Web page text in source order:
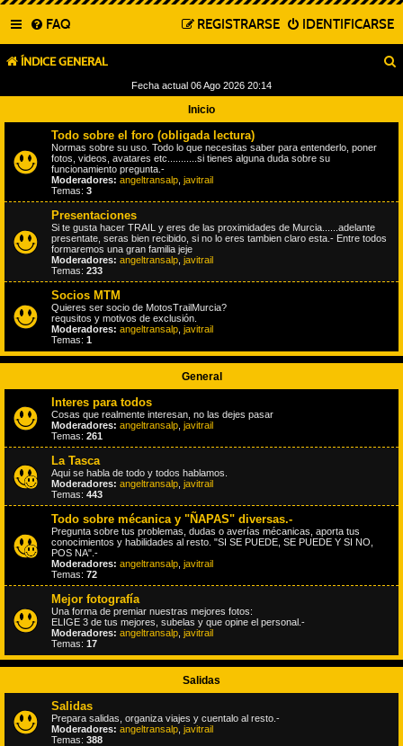
FAQ IDENTIFICARSE
REGISTRARSE
ÍNDICE GENERAL
Fecha actual 06 Ago 2026 20:14
Inicio
Todo sobre el foro (obligada lectura)
Normas sobre su uso. Todo lo que necesitas saber para entenderlo, poner
fotos, videos, avatares etc...........si tienes alguna duda sobre su
funcionamiento pregunta.-
Moderadores: angeltransalp javitrail
Temas: 3
Presentaciones
Si te gusta hacer TRAIL y eres de las proximidades de Murcia......adelante
presentate, seras bien recibido, si no lo eres tambien claro esta.- Entre todos
formaremos una gran familia jeje
Moderadores: angeltransalp javitrail
Temas: 233
Socios MTM
Quieres ser socio de MotosTrailMurcia?
requsitos y motivos de exclusión.
Moderadores: angeltransalp javitrail
Temas: 1
General
Interes para todos
Cosas que realmente interesan, no las dejes pasar
Moderadores: angeltransalp javitrail
Temas: 261
La Tasca
Aqui se habla de todo y todos hablamos.
Moderadores: angeltransalp javitrail
Temas: 443
Todo sobre mécanica y "ÑAPAS" diversas.-
Pregunta sobre tus problemas, dudas o averías mécanicas, aporta tus
conocimientos y habilidades al resto. "SI SE PUEDE, SE PUEDE Y SI NO,
POS NA".-
Moderadores: angeltransalp javitrail
Temas: 72
Mejor fotografía
Una forma de premiar nuestras mejores fotos:
ELIGE 3 de tus mejores, subelas y que opine el personal.-
Moderadores: angeltransalp javitrail
Temas: 17
Salidas
Salidas
Prepara salidas, organiza viajes y cuentalo al resto.-
Moderadores: angeltransalp javitrail
Temas: 388